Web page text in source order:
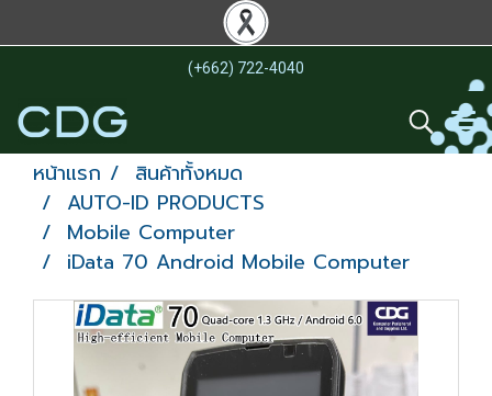
(+662) 722-4040
หน้าแรก
สินค้าทั้งหมด
AUTO-ID PRODUCTS
Mobile Computer
iData 70 Android Mobile Computer